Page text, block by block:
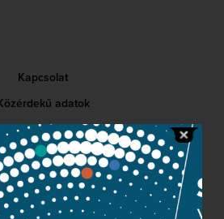
Kapcsolat
Közérdekű adatok
Sajtószoba
Adatvédelem
Impresszum